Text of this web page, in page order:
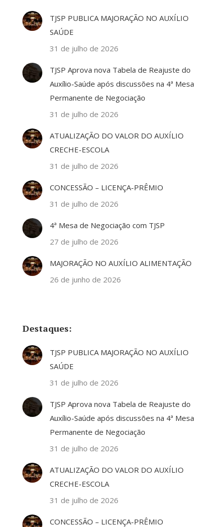
TJSP PUBLICA MAJORAÇÃO NO AUXÍLIO
SAÚDE
31 de julho de 2026
TJSP Aprova nova Tabela de Reajuste do
Auxílio-Saúde após discussões na 4ª Mesa
Permanente de Negociação
31 de julho de 2026
ATUALIZAÇÃO DO VALOR DO AUXÍLIO
CRECHE-ESCOLA
31 de julho de 2026
CONCESSÃO – LICENÇA-PRÊMIO
31 de julho de 2026
4ª Mesa de Negociação com TJSP
27 de julho de 2026
MAJORAÇÃO NO AUXÍLIO ALIMENTAÇÃO
26 de junho de 2026
Destaques:
TJSP PUBLICA MAJORAÇÃO NO AUXÍLIO
SAÚDE
31 de julho de 2026
TJSP Aprova nova Tabela de Reajuste do
Auxílio-Saúde após discussões na 4ª Mesa
Permanente de Negociação
31 de julho de 2026
ATUALIZAÇÃO DO VALOR DO AUXÍLIO
CRECHE-ESCOLA
31 de julho de 2026
CONCESSÃO – LICENÇA-PRÊMIO